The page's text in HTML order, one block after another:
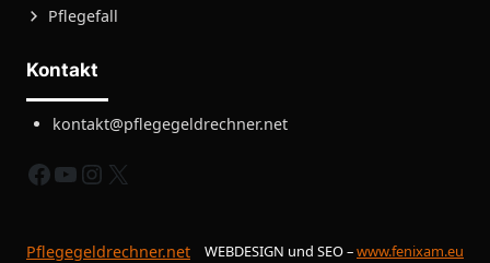
Pflegefall
Kontakt
kontakt@pflegegeldrechner.net
fb yt instagram X
Pflegegeldrechner.net WEBDESIGN und SEO –www.fenixam.eu